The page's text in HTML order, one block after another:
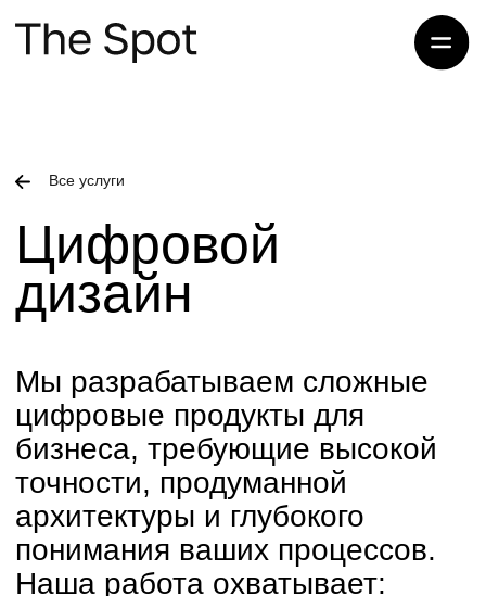
Цифровой
Мы разрабатываем сложные
цифровые продукты для
бизнеса, требующие высокой
архитектуры и глубокого
понимания ваших процессов.
Наша работа охватывает:
• CRM-системы;
• SaaS-платформы;
• Интерфейсы e-commerce;
• Приложения для
мониторинга и управления
большими данными.